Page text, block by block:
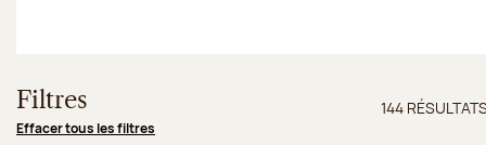
Filtres
Effacer tous les filtres
144